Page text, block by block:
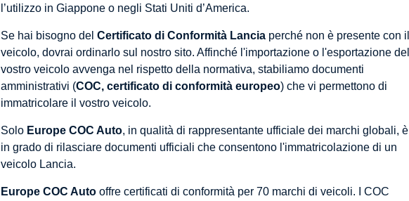
l’utilizzo in Giappone o negli Stati Uniti d’America.
Se hai bisogno del Certificato di Conformità Lancia perché non è presente con il
veicolo, dovrai ordinarlo sul nostro sito. Affinché l'importazione o l'esportazione del
vostro veicolo avvenga nel rispetto della normativa, stabiliamo documenti
amministrativi (COC, certificato di conformità europeo) che vi permettono di
immatricolare il vostro veicolo.
Solo Europe COC Auto, in qualità di rappresentante ufficiale dei marchi globali, è
in grado di rilasciare documenti ufficiali che consentono l'immatricolazione di un
veicolo Lancia.
Europe COC Auto offre certificati di conformità per 70 marchi di veicoli. I COC